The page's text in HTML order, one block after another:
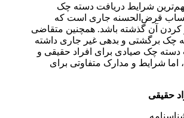
شرایط دریافت دسته چک
قرض‌الحسنه جاری است که
کردن آن گذشته باشد. همچنین متقاضی
چک برگشتی و بدهی غیر جاری داشته
دسته چک صیادی برای افراد حقیقی و
شرایط و مدارک متفاوتی برای
حقیقی